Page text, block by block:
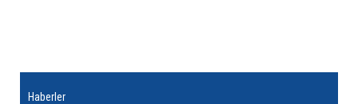
Haberler